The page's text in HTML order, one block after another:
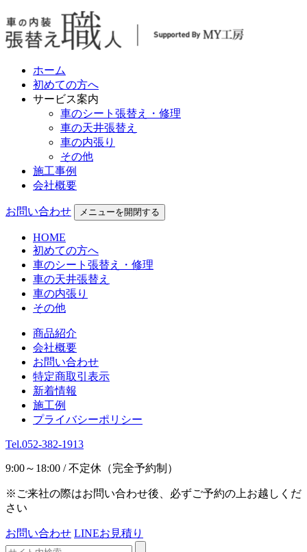
ホーム
初めての方へ
サービス案内
車のシート張替え・修理
車の天井張替え
車の内張り
その他
施工事例
会社概要
お問い合わせ メニューを開閉する
HOME
初めての方へ
車のシート張替え・修理
車の天井張替え
車の内張り
その他
商品紹介
会社概要
お問い合わせ
特定商取引表示
新着情報
施工例
プライバシーポリシー
Tel.052-382-1913
9:00～18:00 / 不定休（完全予約制）
※ご来社の際はお問い合わせ後、必ずご予約の上お越しくだ
さい
お問い合わせ LINEお見積り